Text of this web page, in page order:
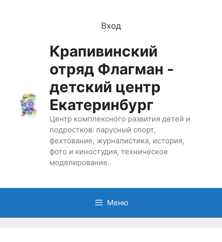
Вход
Крапивинский
отряд Флагман -
детский центр
Екатеринбург
Центр комплексного развития детей и
подростков: парусный спорт,
фехтование, журналистика, история,
фото и киностудия, техническое
моделирование.
Меню